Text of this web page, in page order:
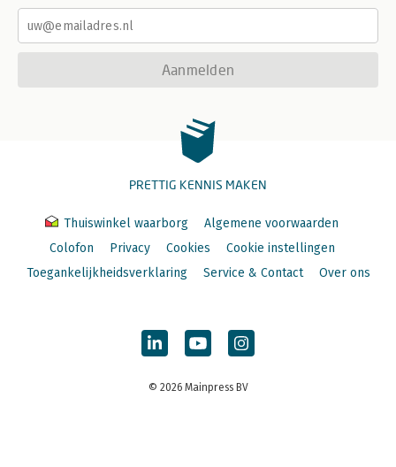
Aanmelden
PRETTIG KENNIS MAKEN
Thuiswinkel waarborg
Algemene voorwaarden
Colofon
Privacy Cookies
Cookie instellingen
Toegankelijkheidsverklaring
Service & Contact Over ons
© 2026 Mainpress BV